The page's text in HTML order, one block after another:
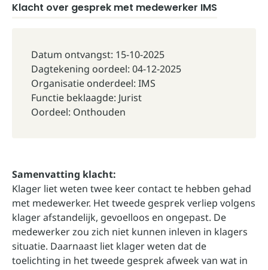
Klacht over gesprek met medewerker IMS
Datum ontvangst: 15-10-2025
Dagtekening oordeel: 04-12-2025
Organisatie onderdeel: IMS
Functie beklaagde: Jurist
Oordeel: Onthouden
Samenvatting klacht:
Klager liet weten twee keer contact te hebben gehad
met medewerker. Het tweede gesprek verliep volgens
klager afstandelijk, gevoelloos en ongepast. De
medewerker zou zich niet kunnen inleven in klagers
situatie. Daarnaast liet klager weten dat de
toelichting in het tweede gesprek afweek van wat in